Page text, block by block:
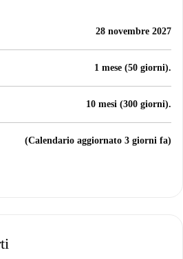
28 novembre 2027
1 mese (50 giorni).
10 mesi (300 giorni).
(Calendario aggiornato 3 giorni fa)